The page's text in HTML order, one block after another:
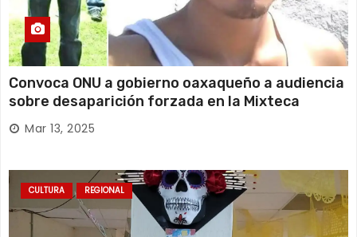
Convoca ONU a gobierno oaxaqueño a audiencia
sobre desaparición forzada en la Mixteca
Mar 13, 2025
CULTURA REGIONAL